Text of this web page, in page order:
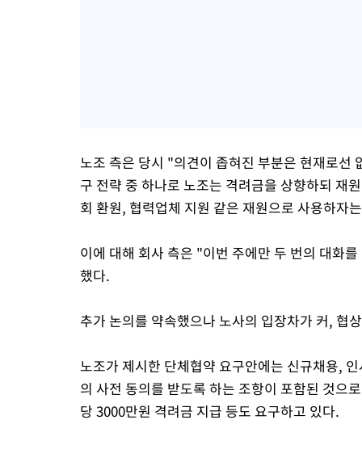
노조 측은 당시 "의견이 좁혀진 부분은 현재로
구 전략 중 하나로 노조는 격려금을 상향하되 재
회 환원, 협력업체 지원 같은 재원으로 사용하자
이에 대해 회사 측은 "이번 주에만 두 번의 대화
했다.
추가 논의를 약속했으나 노사의 입장차가 커, 협
노조가 제시한 단체협약 요구안에는 신규채용,
의 사전 동의를 받도록 하는 조항이 포함된 것으
당 3000만원 격려금 지급 등도 요구하고 있다.